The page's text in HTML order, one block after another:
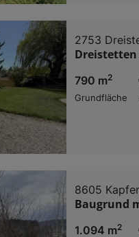
2753
Dreistetten
790 m2
Grundfläche
8605
Baugrund
1.094 m2